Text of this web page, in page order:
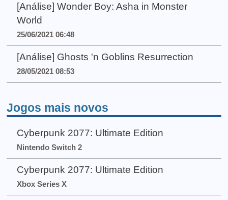
[Análise] Wonder Boy: Asha in Monster
World
25/06/2021 06:48
[Análise] Ghosts 'n Goblins Resurrection
28/05/2021 08:53
Jogos mais novos
Cyberpunk 2077: Ultimate Edition
Nintendo Switch 2
Cyberpunk 2077: Ultimate Edition
Xbox Series X